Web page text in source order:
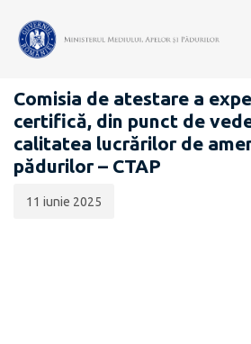
ANUNȚURI
Comisia de atestare a
certifică, din punct de
calitatea lucrărilor de
pădurilor – CTAP
publicării:
11 iunie 2025